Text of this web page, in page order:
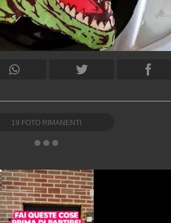
19 FOTO RIMANENTI